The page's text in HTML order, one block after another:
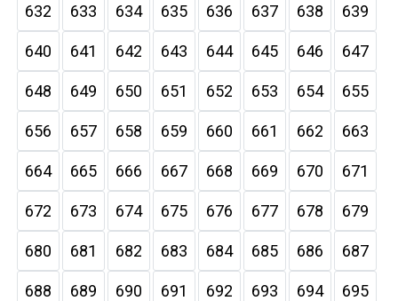
632 633 634 635 636 637 638 639
640 641 642 643 644 645 646 647
648 649 650 651 652 653 654 655
656 657 658 659 660 661 662 663
664 665 666 667 668 669 670 671
672 673 674 675 676 677 678 679
680 681 682 683 684 685 686 687
688 689 690 691 692 693 694 695